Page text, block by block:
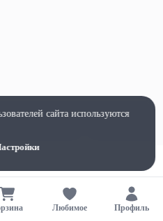
Любимое Профиль
сайта используются